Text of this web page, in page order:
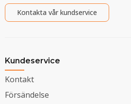
Kontakta vår kundservice
Kundeservice
Kontakt
Försändelse